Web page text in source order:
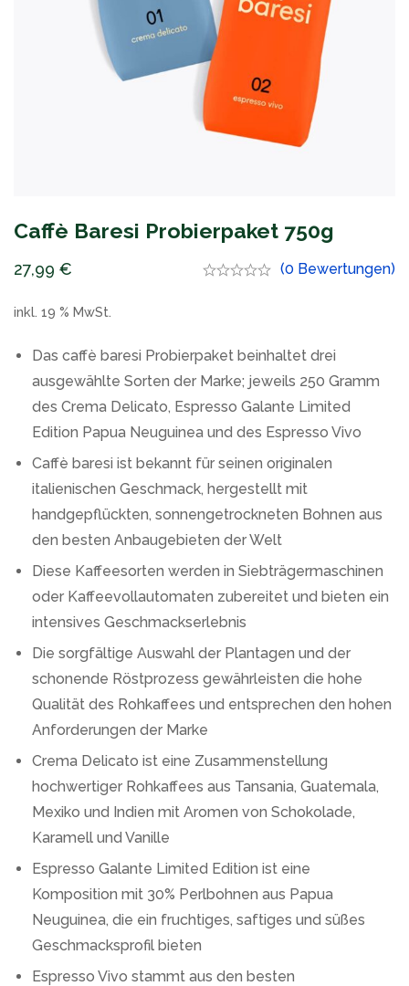
Caffè Baresi Probierpaket 750g
27,99 € (0 Bewertungen)
inkl. 19 % MwSt.
Das caffè baresi Probierpaket beinhaltet drei
ausgewählte Sorten der Marke; jeweils 250 Gramm
des Crema Delicato, Espresso Galante Limited
Edition Papua Neuguinea und des Espresso Vivo
Caffè baresi ist bekannt für seinen originalen
italienischen Geschmack, hergestellt mit
handgepflückten, sonnengetrockneten Bohnen aus
den besten Anbaugebieten der Welt
Diese Kaffeesorten werden in Siebträgermaschinen
oder Kaffeevollautomaten zubereitet und bieten ein
intensives Geschmackserlebnis
Die sorgfältige Auswahl der Plantagen und der
schonende Röstprozess gewährleisten die hohe
Qualität des Rohkaffees und entsprechen den hohen
Anforderungen der Marke
Crema Delicato ist eine Zusammenstellung
hochwertiger Rohkaffees aus Tansania, Guatemala,
Mexiko und Indien mit Aromen von Schokolade,
Karamell und Vanille
Espresso Galante Limited Edition ist eine
Komposition mit 30% Perlbohnen aus Papua
Neuguinea, die ein fruchtiges, saftiges und süßes
Geschmacksprofil bieten
Espresso Vivo stammt aus den besten